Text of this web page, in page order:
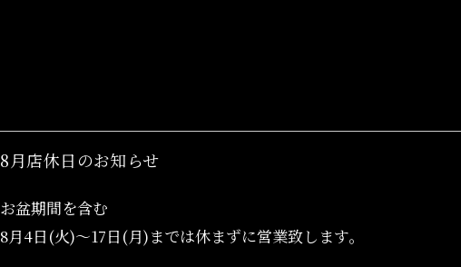
8月店休日のお知らせ
お盆期間を含む
8月4日(火)～17日(月)までは休まずに営業致します。